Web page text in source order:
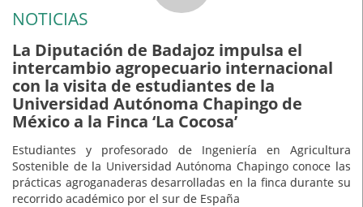
NOTICIAS
La Diputación de Badajoz impulsa el
intercambio agropecuario internacional
con la visita de estudiantes de la
Universidad Autónoma Chapingo de
México a la Finca ‘La Cocosa’
Estudiantes y profesorado de Ingeniería en Agricultura
Sostenible de la Universidad Autónoma Chapingo conoce las
prácticas agroganaderas desarrolladas en la finca durante su
recorrido académico por el sur de España